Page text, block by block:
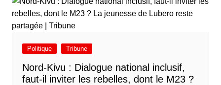
Politique Tribune
Nord-Kivu : Dialogue national inclusif,
faut-il inviter les rebelles, dont le M23 ?